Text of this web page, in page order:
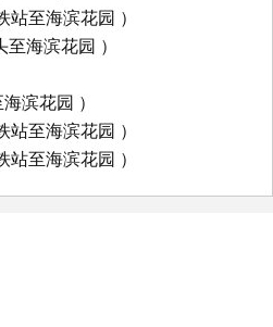
站至海滨花园 ）
海滨花园 ）
滨花园 ）
至海滨花园 ）
至海滨花园 ）